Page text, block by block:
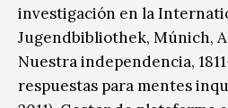
investigación en la
Jugendbibliothek, Múnich,
Nuestra independencia,
respuestas para mentes